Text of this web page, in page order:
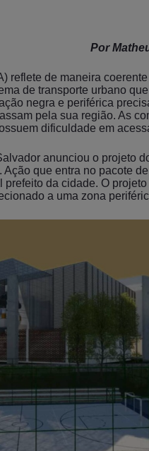
Por
reflete de maneira
de transporte urbano
negra e periférica
pela sua região. As
dificuldade em
anunciou o projeto
que entra no pacote
da cidade. O
a uma zona